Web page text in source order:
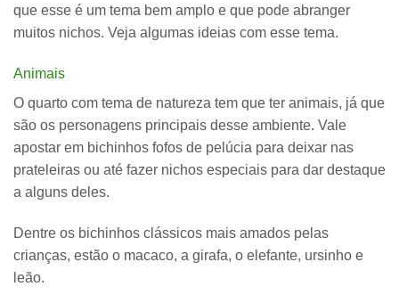
que esse é um tema bem amplo e que pode abranger
muitos nichos. Veja algumas ideias com esse tema.
Animais
O quarto com tema de natureza tem que ter animais, já que
são os personagens principais desse ambiente. Vale
apostar em bichinhos fofos de pelúcia para deixar nas
prateleiras ou até fazer nichos especiais para dar destaque
a alguns deles.
Dentre os bichinhos clássicos mais amados pelas
crianças, estão o macaco, a girafa, o elefante, ursinho e
leão.